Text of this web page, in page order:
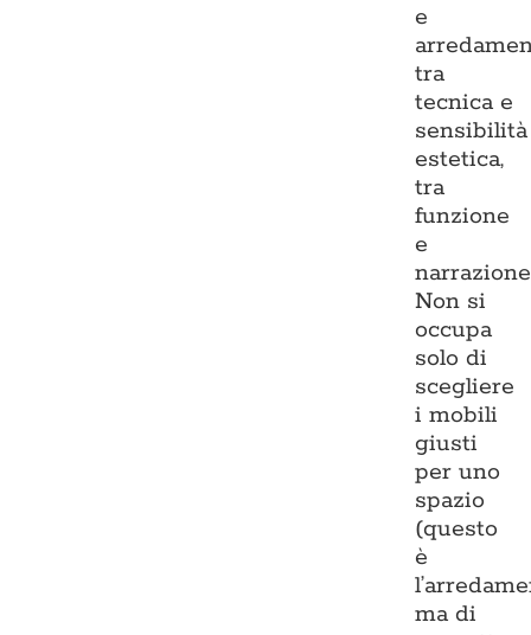
e
tra
tecnica e
sensibilità
estetica,
tra
funzione
e
Non si
occupa
solo di
scegliere
i mobili
giusti
per uno
spazio
(questo
è
ma di